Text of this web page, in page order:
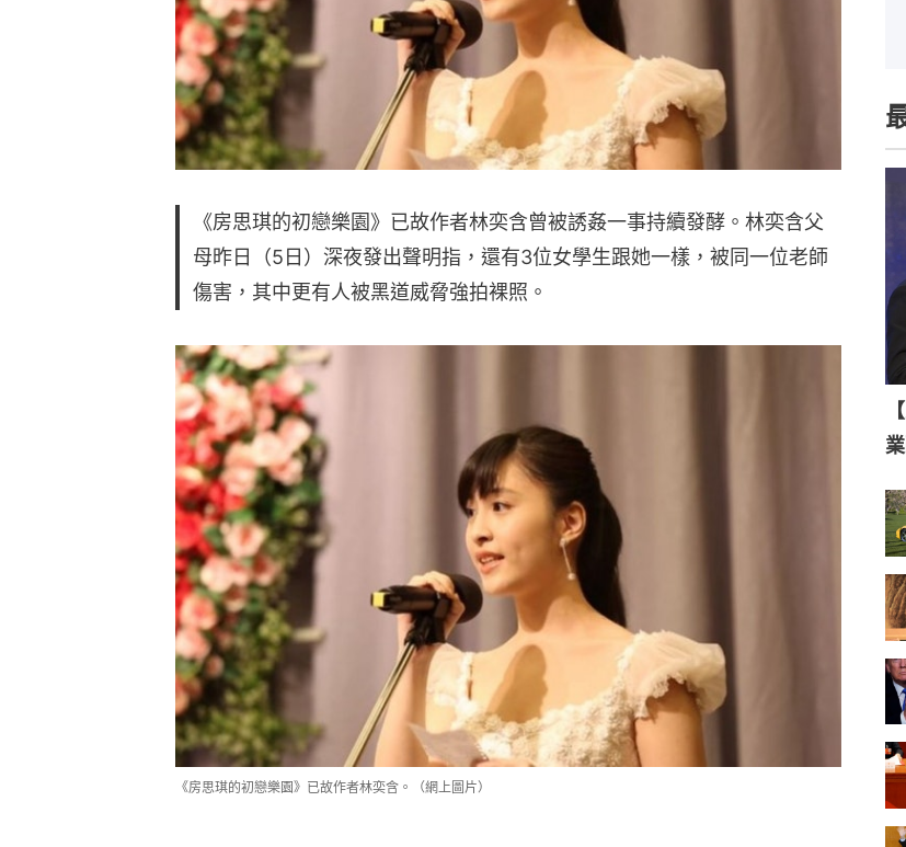
《房思琪的初戀樂園》已故作者林奕含曾被誘姦一事持續發酵。林奕含父
母昨日（5日）深夜發出聲明指，還有3位女學生跟她一樣，被同一位老師
傷害，其中更有人被黑道威脅強拍裸照。
《房思琪的初戀樂園》已故作者林奕含。（網上圖片）